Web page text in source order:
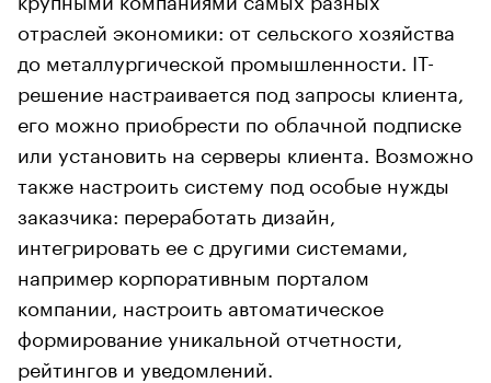
отраслей экономики: от сельского хозяйства
до металлургической промышленности. IT-
решение настраивается под запросы клиента,
его можно приобрести по облачной подписке
или установить на серверы клиента. Возможно
также настроить систему под особые нужды
заказчика: переработать дизайн,
интегрировать ее с другими системами,
например корпоративным порталом
компании, настроить автоматическое
формирование уникальной отчетности,
рейтингов и уведомлений.